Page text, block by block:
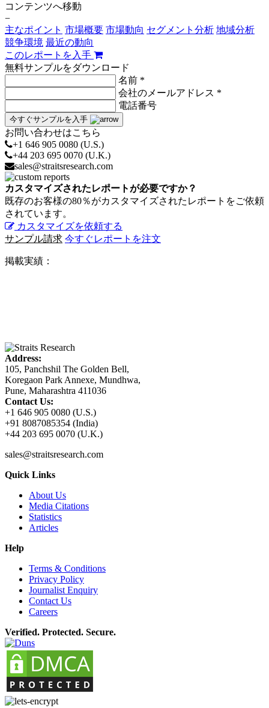
コンテンツへ移動
−
主なポイント 市場概要 市場動向 セグメント分析 地域分析
競争環境 最近の動向
このレポートを入手
無料サンプルをダウンロード
名前 *
会社のメールアドレス *
電話番号
今すぐサンプルを入手
お問い合わせはこちら
+1 646 905 0080 (U.S.)
+44 203 695 0070 (U.K.)
sales@straitsresearch.com
カスタマイズされたレポートが必要ですか？
既存のお客様の80％がカスタマイズされたレポートをご依頼
されています。
カスタマイズを依頼する
サンプル請求 今すぐレポートを注文
掲載実績：
Address:
105, Panchshil The Golden Bell,
Koregaon Park Annexe, Mundhwa,
Pune, Maharashtra 411036
Contact Us:
+1 646 905 0080 (U.S.)
+91 8087085354 (India)
+44 203 695 0070 (U.K.)
sales@straitsresearch.com
Quick Links
About Us
Media Citations
Statistics
Articles
Help
Terms & Conditions
Privacy Policy
Journalist Enquiry
Contact Us
Careers
Verified. Protected. Secure.